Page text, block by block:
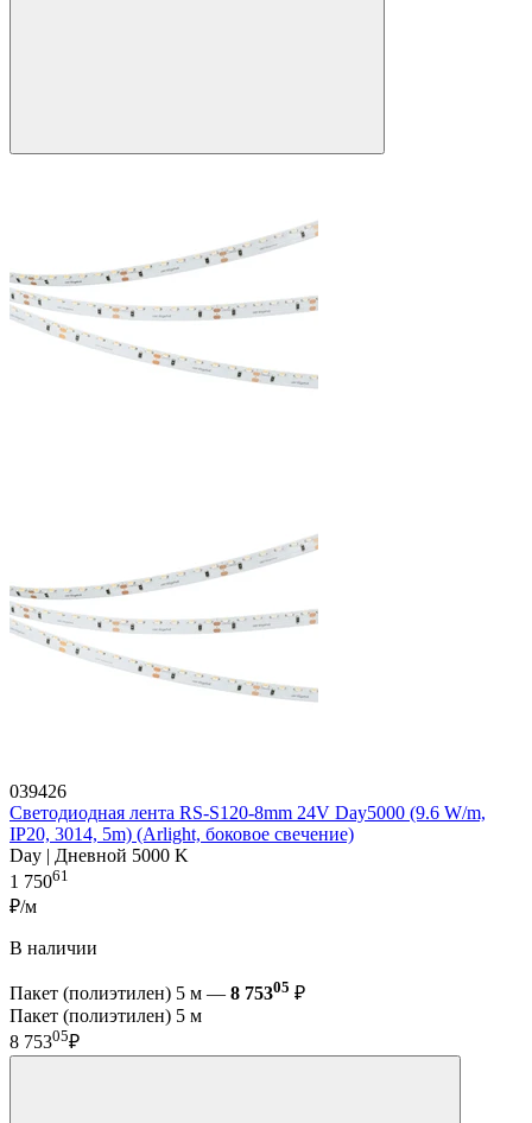
039426
Светодиодная лента RS-S120-8mm 24V Day5000 (9.6 W/m,
IP20, 3014, 5m) (Arlight, боковое свечение)
Day | Дневной 5000 K
1 75061
₽/м
В наличии
Пакет (полиэтилен) 5 м — 8 75305 ₽
Пакет (полиэтилен) 5 м
8 75305₽